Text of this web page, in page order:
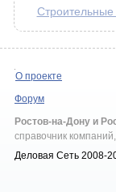
О проекте
Форум
Ростов-на-Дону и
справочник
Деловая Сеть 2008-